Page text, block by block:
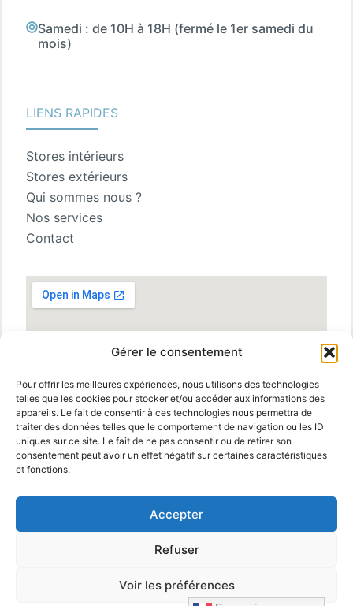
Gérer le consentement
Pour offrir les meilleures expériences, nous utilisons des technologies
telles que les cookies pour stocker et/ou accéder aux informations des
appareils. Le fait de consentir à ces technologies nous permettra de
traiter des données telles que le comportement de navigation ou les ID
uniques sur ce site. Le fait de ne pas consentir ou de retirer son
consentement peut avoir un effet négatif sur certaines caractéristiques
et fonctions.
Accepter
Refuser
Voir les préférences
Samedi : de 10H à 18H (fermé le 1er samedi du
mois)
LIENS RAPIDES
Stores intérieurs
Stores extérieurs
Qui sommes nous ?
Nos services
Contact
© 2025 MBM Interiors. Tous droits réservés
Legales
propulsé par